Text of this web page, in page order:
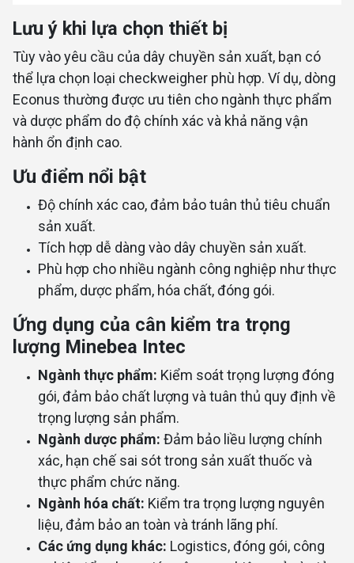
Lưu ý khi lựa chọn thiết bị
Tùy vào yêu cầu của dây chuyền sản xuất, bạn có
thể lựa chọn loại checkweigher phù hợp. Ví dụ, dòng
Econus thường được ưu tiên cho ngành thực phẩm
và dược phẩm do độ chính xác và khả năng vận
hành ổn định cao.
Ưu điểm nổi bật
Độ chính xác cao, đảm bảo tuân thủ tiêu chuẩn
sản xuất.
Tích hợp dễ dàng vào dây chuyền sản xuất.
Phù hợp cho nhiều ngành công nghiệp như thực
phẩm, dược phẩm, hóa chất, đóng gói.
Ứng dụng của cân kiểm tra trọng
lượng Minebea Intec
Ngành thực phẩm: Kiểm soát trọng lượng đóng
gói, đảm bảo chất lượng và tuân thủ quy định về
trọng lượng sản phẩm.
Ngành dược phẩm: Đảm bảo liều lượng chính
xác, hạn chế sai sót trong sản xuất thuốc và
thực phẩm chức năng.
Ngành hóa chất: Kiểm tra trọng lượng nguyên
liệu, đảm bảo an toàn và tránh lãng phí.
Các ứng dụng khác: Logistics, đóng gói, công